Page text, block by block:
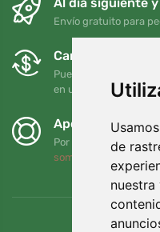
de
Envío gratuito para
Cambios y
Puede devolver o
en un plazo de 90 días
Apoyamos a
Por cada pedido
somos